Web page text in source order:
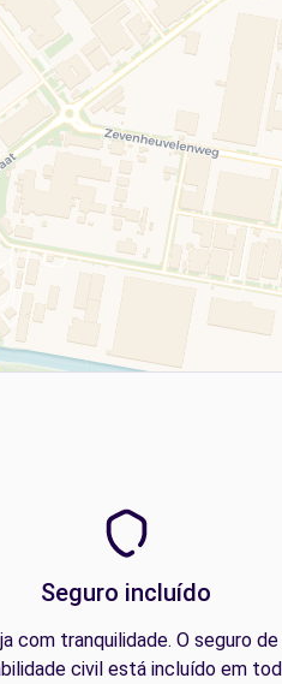
Seguro incluído
com tranquilidade. O seguro de
civil está incluído em